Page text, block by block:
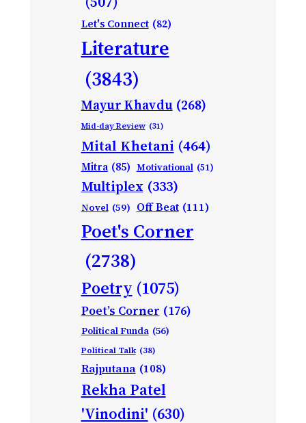
Let's Connect (82)
Literature
(3843)
Mayur Khavdu (268)
Mid-day Review (31)
Mital Khetani (464)
Mitra (85) Motivational (51)
Multiplex (333)
Novel (59) Off Beat (111)
Poet's Corner
(2738)
Poetry (1075)
Poet’s Corner (176)
Political Funda (56)
Political Talk (38)
Rajputana (108)
Rekha Patel
'Vinodini' (630)